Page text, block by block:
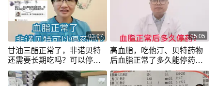
供参考如有不适请线下就医
03:07
甘油三酯正常了，非诺贝特
还需要长期吃吗？可以停
药，但注意3点
05:05
高血脂，吃他汀、贝特药物
后血脂正常了多久能停药？
心血管医生讲